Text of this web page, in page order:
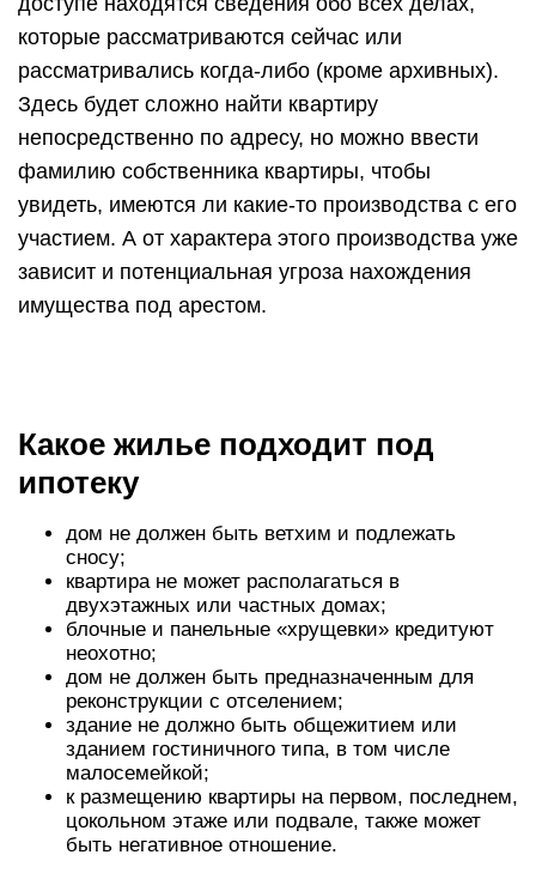
которые рассматриваются сейчас или
рассматривались когда-либо (кроме архивных).
Здесь будет сложно найти квартиру
непосредственно по адресу, но можно ввести
фамилию собственника квартиры, чтобы
увидеть, имеются ли какие-то производства с его
участием. А от характера этого производства уже
зависит и потенциальная угроза нахождения
имущества под арестом.
Какое жилье подходит под
ипотеку
дом не должен быть ветхим и подлежать
сносу;
квартира не может располагаться в
двухэтажных или частных домах;
блочные и панельные «хрущевки» кредитуют
неохотно;
дом не должен быть предназначенным для
реконструкции с отселением;
здание не должно быть общежитием или
зданием гостиничного типа, в том числе
малосемейкой;
к размещению квартиры на первом, последнем,
цокольном этаже или подвале, также может
быть негативное отношение.